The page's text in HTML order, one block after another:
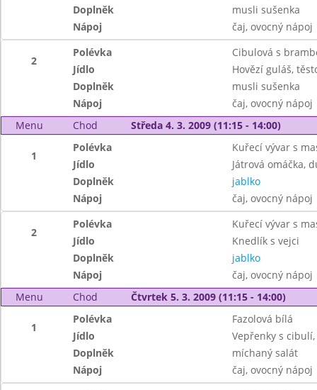
Doplněk
musli sušenka
Nápoj
čaj, ovocný nápoj
2
Polévka
Cibulová s
Jídlo
Hovězí guláš,
Doplněk
musli sušenka
Nápoj
čaj, ovocný nápoj
Menu
Chod Středa 4. 3. 2009 (11:15 - 14:00)
1
Polévka
Kuřecí vývar s
Jídlo
Játrová omáčka,
Doplněk
jablko
Nápoj
čaj, ovocný nápoj
2
Polévka
Kuřecí vývar s
Jídlo
Knedlík s vejci
Doplněk
jablko
Nápoj
čaj, ovocný nápoj
Menu
Chod Čtvrtek 5. 3. 2009 (11:15 - 14:00)
1
Polévka
Fazolová bílá
Jídlo
Vepřenky s
Doplněk
míchaný salát
Nápoj
čaj, ovocný nápoj